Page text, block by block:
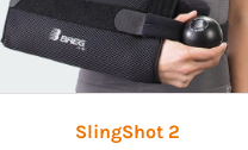
SlingShot 2